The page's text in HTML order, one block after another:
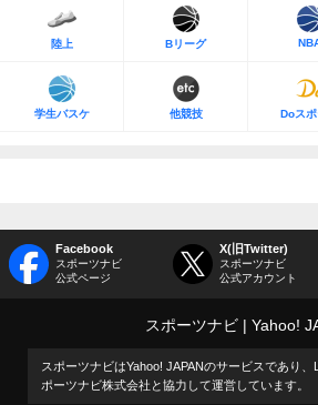
陸上 Bリーグ
学生バスケ 他競技 Doス
Facebook
スポーツナビ
公式ページ
X(旧Twitter)
スポーツナビ
公式アカウント
スポーツナビ Yahoo!
スポーツナビはYahoo! JAPANのサービスであり
ポーツナビ株式会社と協力して運営しています。